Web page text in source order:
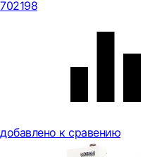
702198
добавлено к сравению